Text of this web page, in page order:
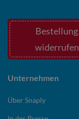
Bestellung
widerrufen
Unternehmen
Über Snaply